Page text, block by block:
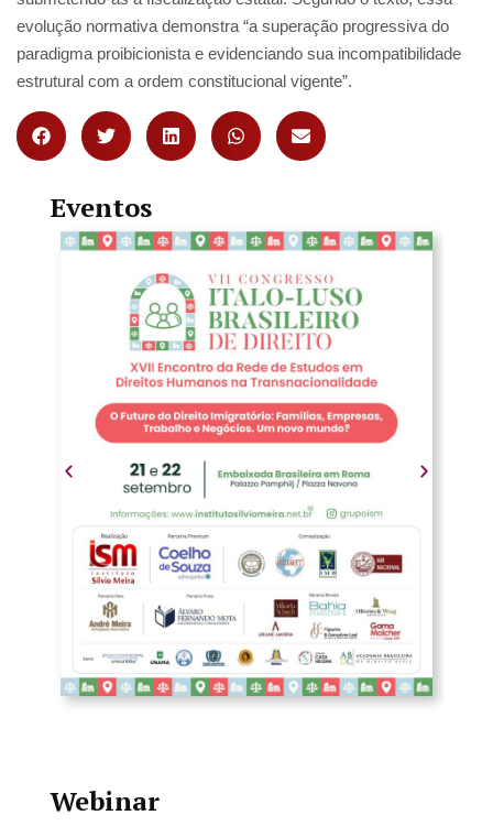
evolução normativa demonstra “a superação progressiva do
paradigma proibicionista e evidenciando sua incompatibilidade
estrutural com a ordem constitucional vigente”.
Eventos
Webinar